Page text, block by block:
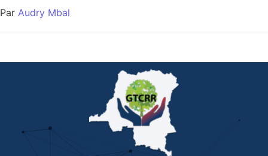
Par Audry Mbal